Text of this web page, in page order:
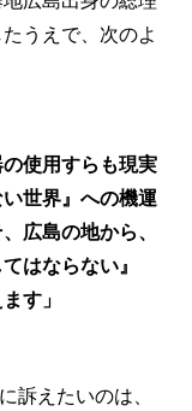
うえで、次のよ
使用すらも現実
世界』への機運
広島の地から、
はならない』
す」
訴えたいのは、